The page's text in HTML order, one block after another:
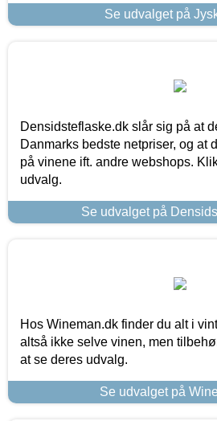
Se udvalget på
Densidsteflaske.dk slår sig på at
Danmarks bedste netpriser, og at
på vinene ift. andre webshops.
udvalg.
Se udvalget på
Hos Wineman.dk finder du alt i
altså ikke selve vinen, men
at se deres udvalg.
Se udvalget på